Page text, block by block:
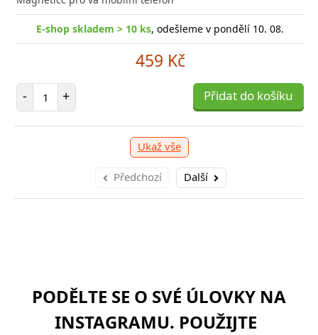
E-shop skladem > 10 ks, odešleme v pondělí 10. 08.
459 Kč
- Počet položek
+ Přidat do košíku
Ukaž vše
Předchozí Další
skladem > 10 ks, odešleme v pondělí 10. 08.
položek Přidat do košíku -
PODĚLTE SE O SVÉ ÚLOVKY NA
INSTAGRAMU. POUŽIJTE